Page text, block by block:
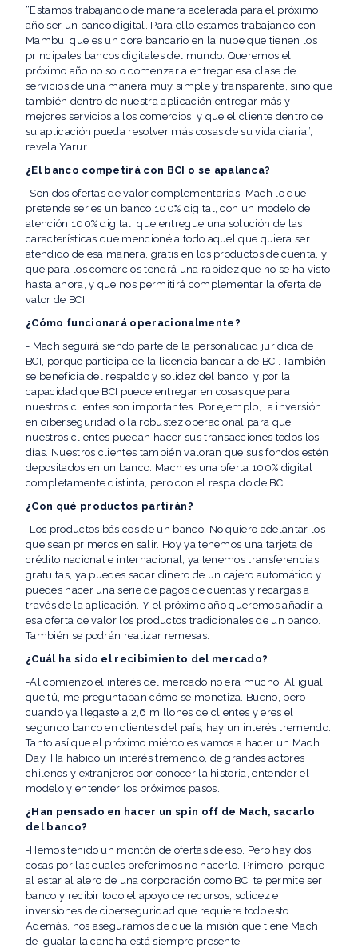
“Estamos trabajando de manera acelerada para el próximo
año ser un banco digital. Para ello estamos trabajando con
Mambu, que es un core bancario en la nube que tienen los
principales bancos digitales del mundo. Queremos el
próximo año no solo comenzar a entregar esa clase de
servicios de una manera muy simple y transparente, sino que
también dentro de nuestra aplicación entregar más y
mejores servicios a los comercios, y que el cliente dentro de
su aplicación pueda resolver más cosas de su vida diaria”,
revela Yarur.
¿El banco competirá con BCI o se apalanca?
-Son dos ofertas de valor complementarias. Mach lo que
pretende ser es un banco 100% digital, con un modelo de
atención 100% digital, que entregue una solución de las
características que mencioné a todo aquel que quiera ser
atendido de esa manera, gratis en los productos de cuenta, y
que para los comercios tendrá una rapidez que no se ha visto
hasta ahora, y que nos permitirá complementar la oferta de
valor de BCI.
¿Cómo funcionará operacionalmente?
- Mach seguirá siendo parte de la personalidad jurídica de
BCI, porque participa de la licencia bancaria de BCI. También
se beneficia del respaldo y solidez del banco, y por la
capacidad que BCI puede entregar en cosas que para
nuestros clientes son importantes. Por ejemplo, la inversión
en ciberseguridad o la robustez operacional para que
nuestros clientes puedan hacer sus transacciones todos los
días. Nuestros clientes también valoran que sus fondos estén
depositados en un banco. Mach es una oferta 100% digital
completamente distinta, pero con el respaldo de BCI.
¿Con qué productos partirán?
-Los productos básicos de un banco. No quiero adelantar los
que sean primeros en salir. Hoy ya tenemos una tarjeta de
crédito nacional e internacional, ya tenemos transferencias
gratuitas, ya puedes sacar dinero de un cajero automático y
puedes hacer una serie de pagos de cuentas y recargas a
través de la aplicación. Y el próximo año queremos añadir a
esa oferta de valor los productos tradicionales de un banco.
También se podrán realizar remesas.
¿Cuál ha sido el recibimiento del mercado?
-Al comienzo el interés del mercado no era mucho. Al igual
que tú, me preguntaban cómo se monetiza. Bueno, pero
cuando ya llegaste a 2,6 millones de clientes y eres el
segundo banco en clientes del país, hay un interés tremendo.
Tanto así que el próximo miércoles vamos a hacer un Mach
Day. Ha habido un interés tremendo, de grandes actores
chilenos y extranjeros por conocer la historia, entender el
modelo y entender los próximos pasos.
¿Han pensado en hacer un spin off de Mach, sacarlo
del banco?
-Hemos tenido un montón de ofertas de eso. Pero hay dos
cosas por las cuales preferimos no hacerlo. Primero, porque
al estar al alero de una corporación como BCI te permite ser
banco y recibir todo el apoyo de recursos, solidez e
inversiones de ciberseguridad que requiere todo esto.
Además, nos aseguramos de que la misión que tiene Mach
de igualar la cancha está siempre presente.